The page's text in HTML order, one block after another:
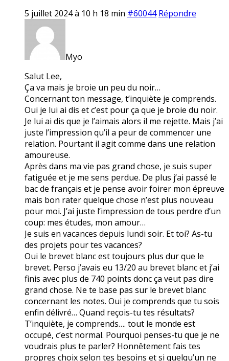
5 juillet 2024 à 10 h 18 min #60044 Répondre
Myo
Salut Lee,
Ça va mais je broie un peu du noir…
Concernant ton message, t’inquiète je comprends.
Oui je lui ai dis et c’est pour ça que je broie du noir.
Je lui ai dis que je l’aimais alors il me rejette. Mais j’ai
juste l’impression qu’il a peur de commencer une
relation. Pourtant il agit comme dans une relation
amoureuse.
Après dans ma vie pas grand chose, je suis super
fatiguée et je me sens perdue. De plus j’ai passé le
bac de français et je pense avoir foirer mon épreuve
mais bon rater quelque chose n’est plus nouveau
pour moi. J’ai juste l’impression de tous perdre d’un
coup: mes études, mon amour…
Je suis en vacances depuis lundi soir. Et toi? As-tu
des projets pour tes vacances?
Oui le brevet blanc est toujours plus dur que le
brevet. Perso j’avais eu 13/20 au brevet blanc et j’ai
finis avec plus de 740 points donc ça veut pas dire
grand chose. Ne te base pas sur le brevet blanc
concernant les notes. Oui je comprends que tu sois
enfin délivré… Quand reçois-tu tes résultats?
T’inquiète, je comprends…. tout le monde est
occupé, c’est normal. Pourquoi penses-tu que je ne
voudrais plus te parler? Honnêtement fais tes
propres choix selon tes besoins et si quelqu’un ne